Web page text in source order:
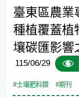
臺東區農業
種植覆蓋植
壤碳匯影響
115/06/29
#土壤肥料類 #期刊